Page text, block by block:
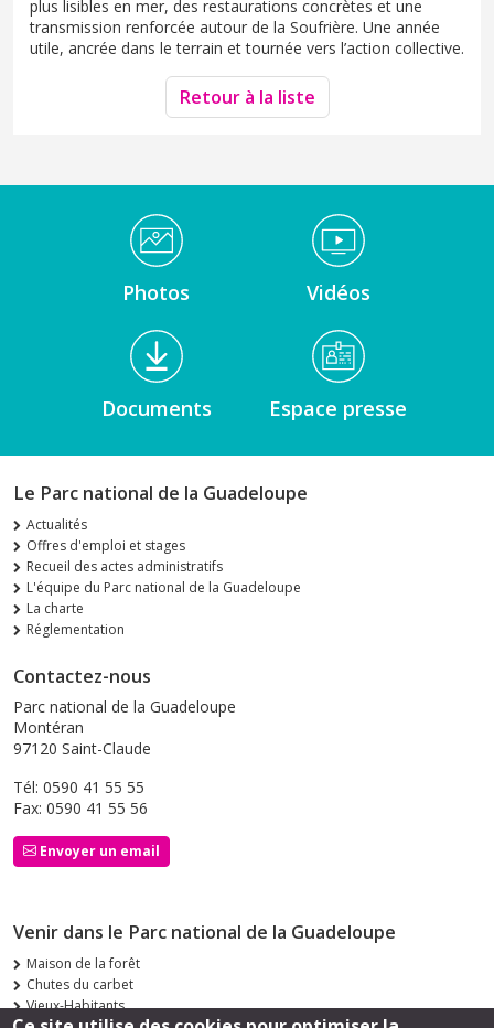
plus lisibles en mer, des restaurations concrètes et une
transmission renforcée autour de la Soufrière. Une année
utile, ancrée dans le terrain et tournée vers l’action collective.
Retour à la liste
Médiathèque Footer
Photos Vidéos
Documents Espace presse
Le Parc national de la Guadeloupe
Actualités
Offres d'emploi et stages
Recueil des actes administratifs
L'équipe du Parc national de la Guadeloupe
La charte
Réglementation
Contactez-nous
Parc national de la Guadeloupe
Montéran
97120 Saint-Claude
Tél: 0590 41 55 55
Fax: 0590 41 55 56
Envoyer un email
Venir dans le Parc national de la Guadeloupe
Maison de la forêt
Chutes du carbet
Vieux-Habitants